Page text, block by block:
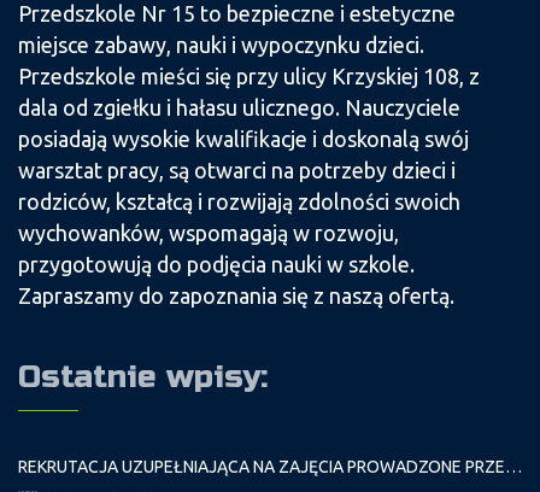
Przedszkole Nr 15 to bezpieczne i estetyczne
miejsce zabawy, nauki i wypoczynku dzieci.
Przedszkole mieści się przy ulicy Krzyskiej 108, z
dala od zgiełku i hałasu ulicznego. Nauczyciele
posiadają wysokie kwalifikacje i doskonalą swój
warsztat pracy, są otwarci na potrzeby dzieci i
rodziców, kształcą i rozwijają zdolności swoich
wychowanków, wspomagają w rozwoju,
przygotowują do podjęcia nauki w szkole.
Zapraszamy do zapoznania się z naszą ofertą.
Ostatnie wpisy:
REKRUTACJA UZUPEŁNIAJĄCA NA ZAJĘCIA PROWADZONE PRZEZ PAŁAC MŁODZIEŻY W ROKU SZKOLNYM 2026/2027